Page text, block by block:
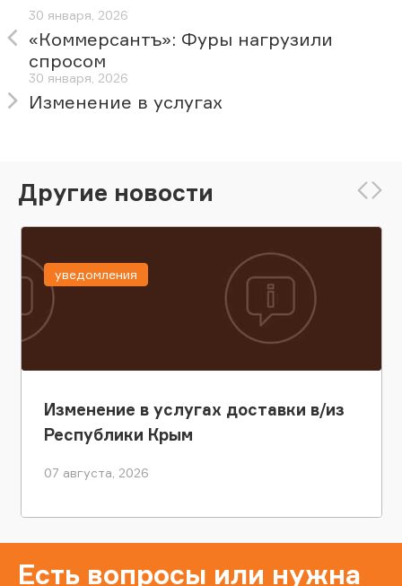
30 января, 2026
«Коммерсантъ»: Фуры нагрузили
спросом
30 января, 2026
Изменение в услугах
Другие новости
Изменение в услугах доставки в/из
Республики Крым
07 августа, 2026
уведомления
Есть вопросы или нужна